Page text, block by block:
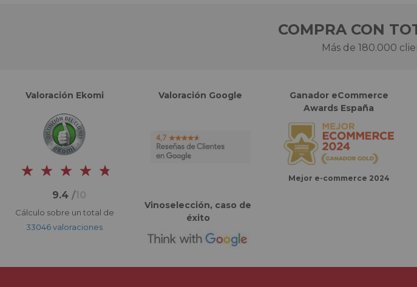
COMPRA CON
Más de 180.000
Valoración Ekomi
9.4 /10
Cálculo sobre un total de
33046 valoraciones
Valoración Google
Vinoselección, caso de
éxito
Ganador eCommerce
Awards España
Mejor e-commerce 2024